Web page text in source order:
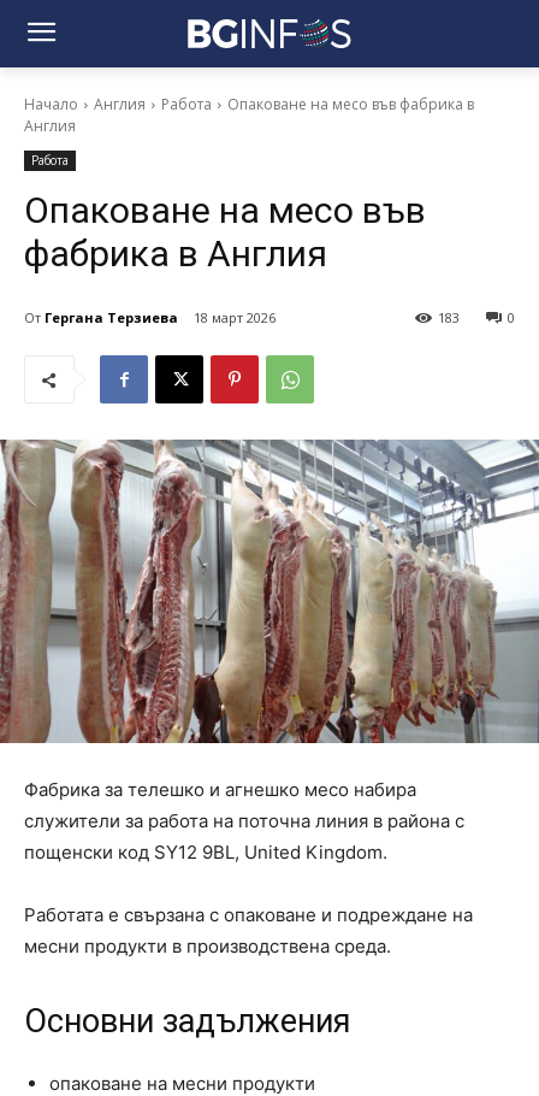
Начало Англия Работа
Опаковане на месо във фабрика в
Англия
Работа
Опаковане на месо във
фабрика в Англия
От Гергана Терзиева 18 март 2026 0
183
Фабрика за телешко и агнешко месо набира
служители за работа на поточна линия в района с
пощенски код SY12 9BL, United Kingdom.
Работата е свързана с опаковане и подреждане на
месни продукти в производствена среда.
Основни задължения
опаковане на месни продукти